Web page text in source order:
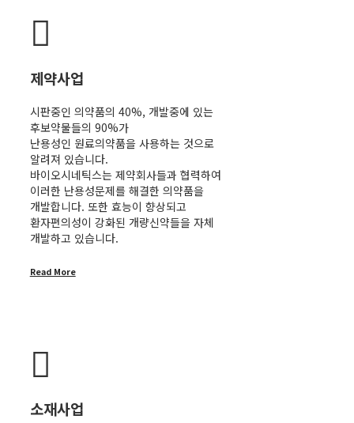
제약사업
시판중인 의약품의 40%, 개발중에 있는
후보약물들의 90%가
난용성인 원료의약품을 사용하는 것으로
알려져 있습니다.
바이오시네틱스는 제약회사들과 협력하여
이러한 난용성문제를 해결한 의약품을
개발합니다. 또한 효능이 향상되고
환자편의성이 강화된 개량신약들을 자체
개발하고 있습니다.
Read More
소재사업